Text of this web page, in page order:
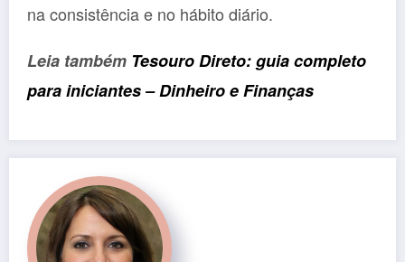
na consistência e no hábito diário.
Leia também Tesouro Direto: guia completo
para iniciantes – Dinheiro e Finanças